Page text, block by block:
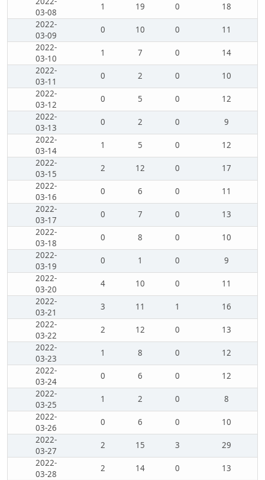
03-08
1 19 0
18
2022-
03-09
0 10 0
11
2022-
03-10
1 7 0
14
2022-
03-11
0 2 0
10
2022-
03-12
0 5 0
12
2022-
03-13
0 2 0
9
2022-
03-14
1 5 0
12
2022-
03-15
2 12 0
17
2022-
03-16
0 6 0
11
2022-
03-17
0 7 0
13
2022-
03-18
0 8 0
10
2022-
03-19
0 1 0
9
2022-
03-20
4 10 0
11
2022-
03-21
3 11 1
16
2022-
03-22
2 12 0
13
2022-
03-23
1 8 0
12
2022-
03-24
0 6 0
12
2022-
03-25
1 2 0
8
2022-
03-26
0 6 0
10
2022-
03-27
2 15 3
29
2022-
03-28
2 14 0
13